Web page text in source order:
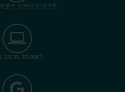
canal-briare.fr
canal-briare.fr